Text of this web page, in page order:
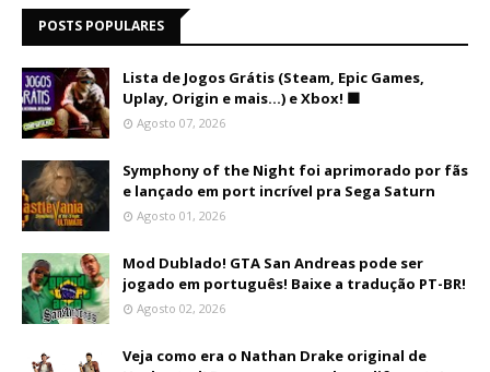
POSTS POPULARES
Lista de Jogos Grátis (Steam, Epic Games,
Uplay, Origin e mais...) e Xbox! 🟩
Agosto 07, 2026
Symphony of the Night foi aprimorado por fãs
e lançado em port incrível pra Sega Saturn
Agosto 01, 2026
Mod Dublado! GTA San Andreas pode ser
jogado em português! Baixe a tradução PT-BR!
Agosto 02, 2026
Veja como era o Nathan Drake original de